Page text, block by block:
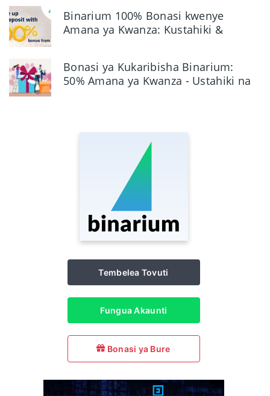
Binarium 100% Bonasi kwenye
Amana ya Kwanza: Kustahiki &
Bonasi ya Kukaribisha Binarium:
50% Amana ya Kwanza - Ustahiki na
Tembelea Tovuti
Fungua Akaunti
Bonasi ya Bure